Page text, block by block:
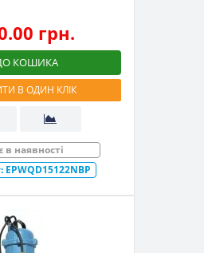
грн.
КОШИКА
В ОДИН КЛІК
в наявності
EPWQD15122NBP